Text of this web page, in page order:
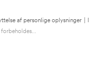
af personlige oplysninger